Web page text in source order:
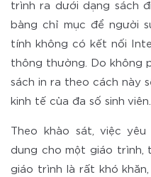
trình ra dưới dạng sách
bảng chỉ mục để người
tính không có kết nối
thông thường. Do không
sách in ra theo cách này
kinh tế của đa số sinh viên.
Theo khảo sát, việc
dung cho một giáo trình,
giáo trình là rất khó